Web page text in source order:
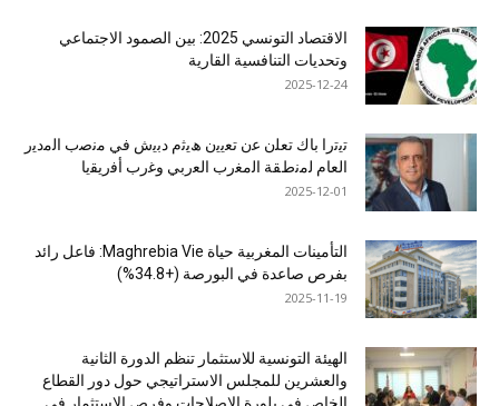
الاقتصاد التونسي 2025: بين الصمود الاجتماعي
وتحديات التنافسية القارية
2025-12-24
ﺗﯾﺗرا ﺑﺎك ﺗﻌﻠن ﻋن ﺗﻌﯾﯾن ھﯾﺛم دﺑﯾش ﻓﻲ ﻣﻧﺻب اﻟﻣدﯾر
اﻟﻌﺎم ﻟﻣﻧطﻘﺔ اﻟﻣﻐرب اﻟﻌرﺑﻲ وﻏرب أﻓرﯾﻘﯾﺎ
2025-12-01
التأمينات المغربية حياة Maghrebia Vie: فاعل رائد
بفرص صاعدة في البورصة (+34.8%)
2025-11-19
الهيئة التونسية للاستثمار تنظم الدورة الثانية
والعشرين للمجلس الاستراتيجي حول دور القطاع